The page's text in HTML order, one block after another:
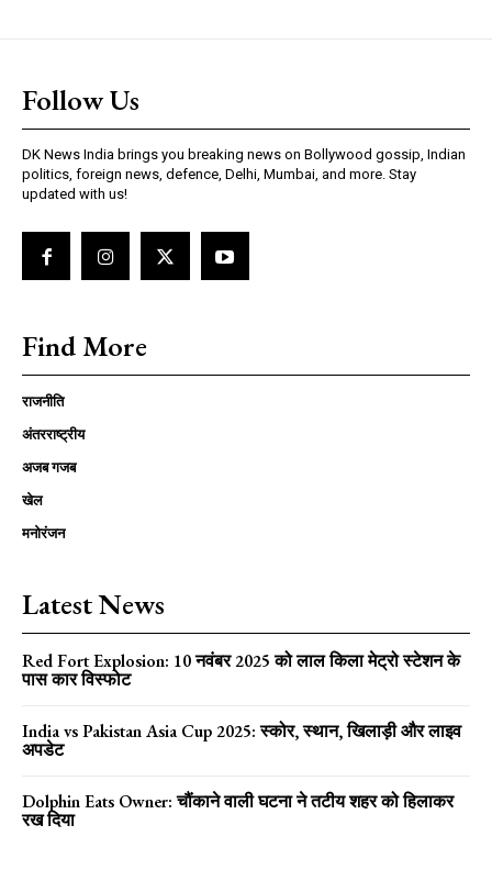
Follow Us
DK News India brings you breaking news on Bollywood gossip, Indian
politics, foreign news, defence, Delhi, Mumbai, and more. Stay
updated with us!
Find More
राजनीति
अंतरराष्ट्रीय
अजब गजब
खेल
मनोरंजन
Latest News
Red Fort Explosion: 10 नवंबर 2025 को लाल किला मेट्रो स्टेशन के
पास कार विस्फोट
India vs Pakistan Asia Cup 2025: स्कोर, स्थान, खिलाड़ी और लाइव
अपडेट
Dolphin Eats Owner: चौंकाने वाली घटना ने तटीय शहर को हिलाकर
रख दिया